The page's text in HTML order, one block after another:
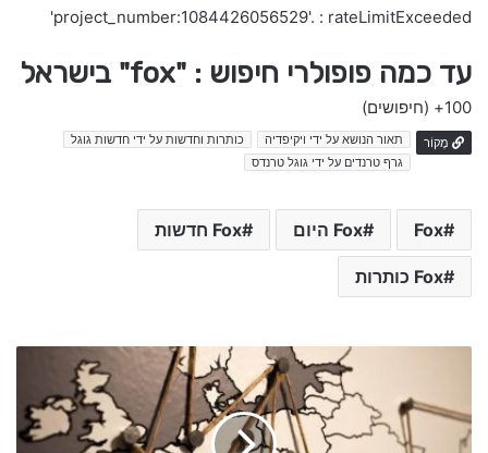
'project_number:1084426056529'. : rateLimitExceeded
עד כמה פופולרי חיפוש : "fox" בישראל
100+ (חיפושים)
מָקוֹר תאור הנושא על ידי ויקיפדיה
כותרות וחדשות על ידי חדשות גוגל
גרף טרנדים על ידי גוגל טרנדס
Fox Fox היום Fox חדשות
Fox כותרות
ה
ש